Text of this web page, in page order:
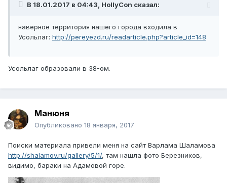
В 18.01.2017 в 04:43, HollyCon сказал:
наверное территория нашего города входила в
Усольлаг: http://pereyezd.ru/readarticle.php?article_id=148
Усольлаг образовали в 38-ом.
Манюня
Опубликовано 18 января, 2017
Поиски материала привели меня на сайт Варлама Шаламова
http://shalamov.ru/gallery/5/1/, там нашла фото Березников,
видимо, бараки на Адамовой горе.